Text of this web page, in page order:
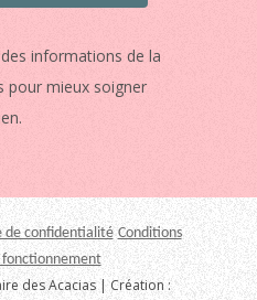
informations de la
pour mieux soigner
de confidentialité Conditions
fonctionnement
des Acacias | Création :